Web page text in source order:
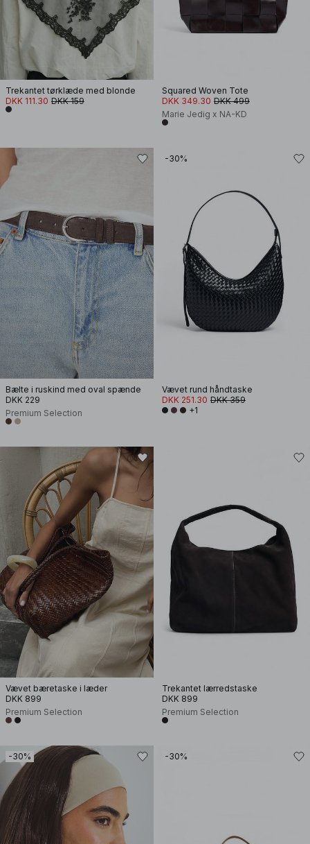
Trekantet tørklæde med blonde
DKK 111.30 DKK 159
Squared Woven Tote
DKK 349.30 DKK 499
Marie Jedig x NA-KD
Bælte i ruskind med oval spænde
DKK 229
Premium Selection
-30%
Vævet rund håndtaske
DKK 251.30 DKK 359
+1
Vævet bæretaske i læder
DKK 899
Premium Selection
Trekantet lærredstaske
DKK 899
Premium Selection
-30% -30%